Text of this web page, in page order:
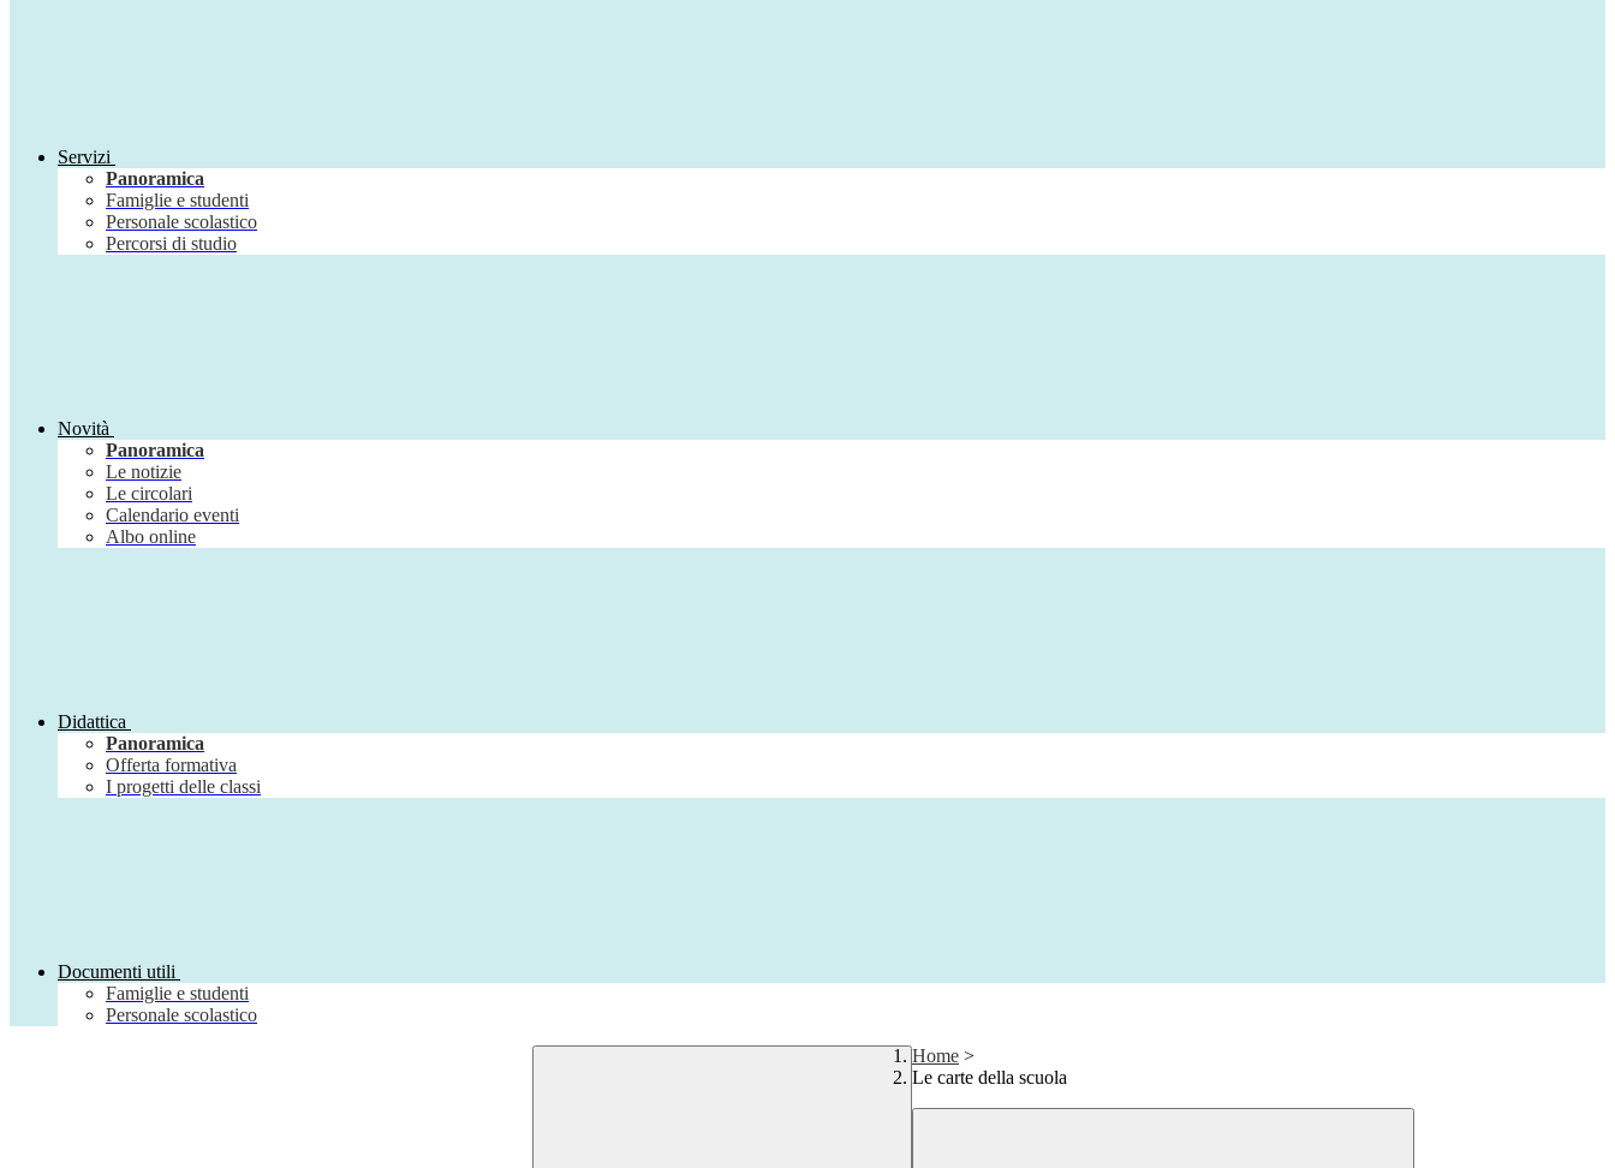
Servizi
Panoramica
Famiglie e studenti
Personale scolastico
Percorsi di studio
Novità
Panoramica
Le notizie
Le circolari
Calendario eventi
Albo online
Didattica
Panoramica
Offerta formativa
I progetti delle classi
Documenti utili
Famiglie e studenti
Personale scolastico
Home >
Le carte della scuola